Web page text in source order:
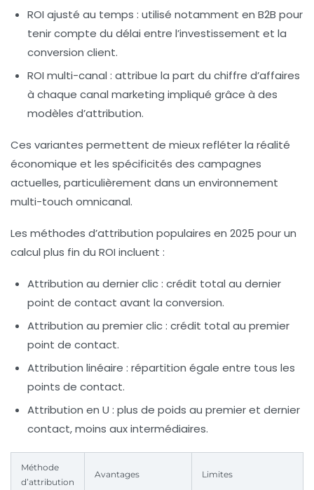
ROI ajusté au temps : utilisé notamment en B2B pour
tenir compte du délai entre l’investissement et la
conversion client.
ROI multi-canal : attribue la part du chiffre d’affaires
à chaque canal marketing impliqué grâce à des
modèles d’attribution.
Ces variantes permettent de mieux refléter la réalité
économique et les spécificités des campagnes
actuelles, particulièrement dans un environnement
multi-touch omnicanal.
Les méthodes d’attribution populaires en 2025 pour un
calcul plus fin du ROI incluent :
Attribution au dernier clic: crédit total au dernier
point de contact avant la conversion.
Attribution au premier clic: crédit total au premier
point de contact.
Attribution linéaire : répartition égale entre tous les
points de contact.
Attribution en U : plus de poids au premier et dernier
contact, moins aux intermédiaires.
Méthode
d’attribution
Avantages Limites